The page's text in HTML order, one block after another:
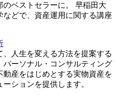
ベストセラーに。 早稲田大
どで、資産運用に関する講座
人生を変える方法を提案する
ーソナル・コンサルティング
産をはじめとする実物資産を
ションを提供します。